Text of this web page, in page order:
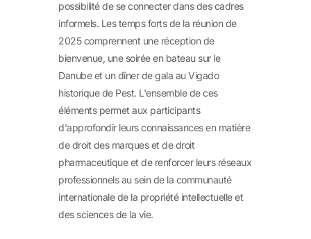
possibilité de se connecter dans des cadres
informels. Les temps forts de la réunion de
2025 comprennent une réception de
bienvenue, une soirée en bateau sur le
Danube et un dîner de gala au Vigado
historique de Pest. L'ensemble de ces
éléments permet aux participants
d'approfondir leurs connaissances en matière
de droit des marques et de droit
pharmaceutique et de renforcer leurs réseaux
professionnels au sein de la communauté
internationale de la propriété intellectuelle et
des sciences de la vie.